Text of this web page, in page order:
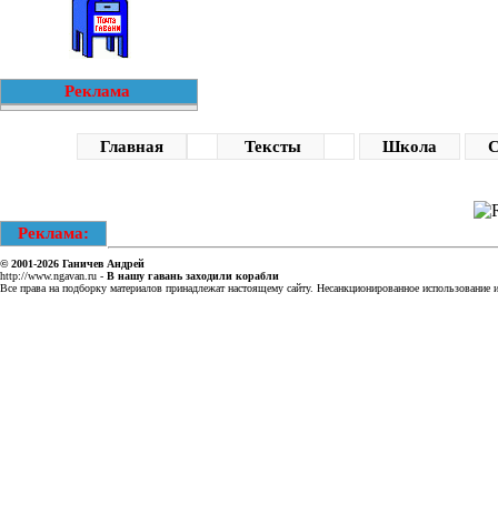
Реклама
Главная Тексты Школа
Реклама:
© 2001-2026 Ганичев Андрей
http://www.ngavan.ru - В нашу гавань заходили корабли
Все права на подборку материалов принадлежат настоящему сайту. Несанкционированное